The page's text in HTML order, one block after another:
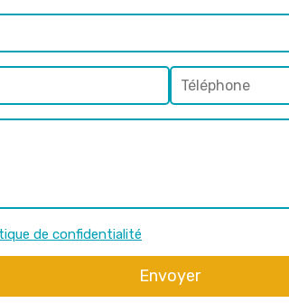
de confidentialité
Envoyer